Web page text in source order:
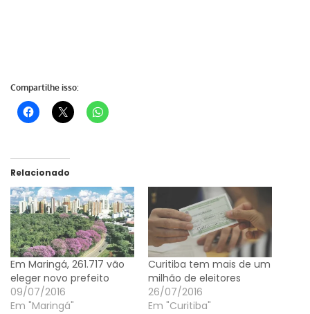
Compartilhe isso:
Relacionado
Em Maringá, 261.717 vão
eleger novo prefeito
09/07/2016
Em "Maringá"
Curitiba tem mais de um
milhão de eleitores
26/07/2016
Em "Curitiba"